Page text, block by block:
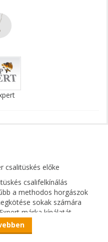
csalitüskés előke
csalifelkínálás
a methodos horgászok
sokak számára
márka kínálatát
előkékkel.
minőségi, erős pontyozó